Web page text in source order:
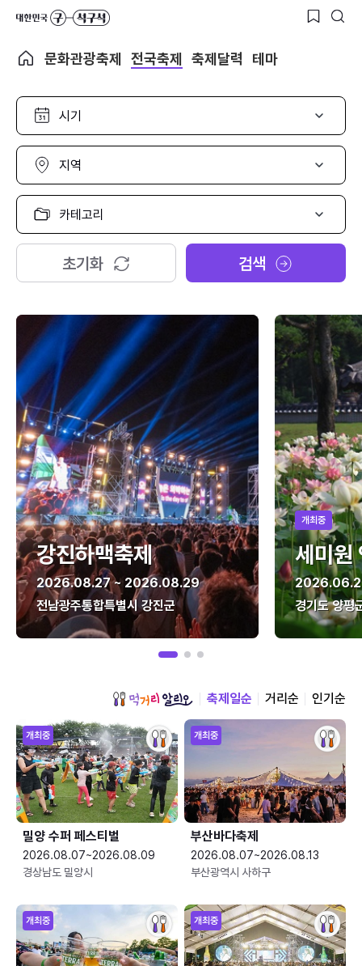
문화관광축제 전국축제 축제달력 테마
시
선
택
지
선
택
카
고
리
택
초기화 검색
강진하맥축제
2026.08.27 ~ 2026.08.29
전남광주통합특별시 강진군
개최중
세미원
경기도 양평
축제일순 거리순 인기순
개최중
밀양 수퍼 페스티벌
2026.08.07~2026.08.09
경상남도 밀양시
개최중
부산바다축제
2026.08.07~2026.08.13
부산광역시 사하구
개최중 개최중